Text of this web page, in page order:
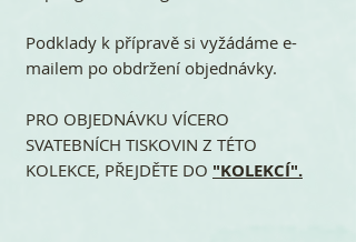
Podklady k přípravě si vyžádáme e-
mailem po obdržení objednávky.
PRO OBJEDNÁVKU VÍCERO
SVATEBNÍCH TISKOVIN Z TÉTO
KOLEKCE, PŘEJDĚTE DO "KOLEKCÍ".